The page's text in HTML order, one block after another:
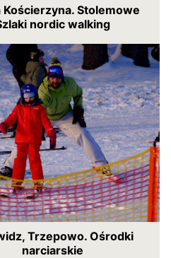
Kościerzyna. Stolemowe
nordic walking
Trzepowo. Ośrodki
narciarskie